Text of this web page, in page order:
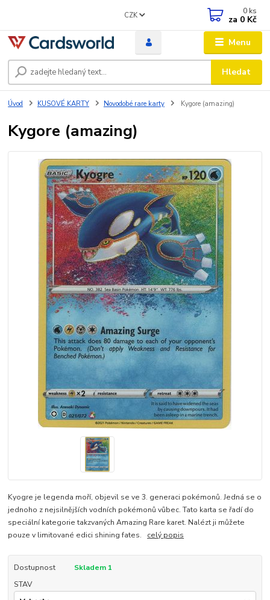
Menu
CZK
Hledat
0 ks
za 0 Kč
Úvod KUSOVÉ KARTY Novodobé rare karty Kygore (amazing)
Kygore (amazing)
Kyogre je legenda moří, objevil se ve 3. generaci pokémonů. Jedná se o
jednoho z nejsilnějších vodních pokémonů vůbec. Tato karta se řadí do
speciální kategorie takzvaných Amazing Rare karet. Nalézt ji můžete
pouze v limitované edici shining fates. celý popis
Dostupnost
Skladem 1
STAV